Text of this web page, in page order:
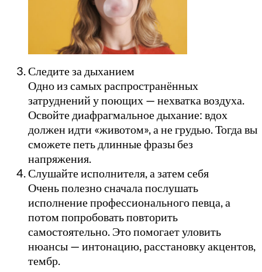
Следите за дыханием
Одно из самых распространённых
затруднений у поющих — нехватка воздуха.
Освойте диафрагмальное дыхание: вдох
должен идти «животом», а не грудью. Тогда вы
сможете петь длинные фразы без
напряжения.
Слушайте исполнителя, а затем себя
Очень полезно сначала послушать
исполнение профессионального певца, а
потом попробовать повторить
самостоятельно. Это помогает уловить
нюансы — интонацию, расстановку акцентов,
тембр.